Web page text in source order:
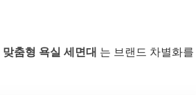
맞춤형 욕실 세면대 는 브랜드 차별화를